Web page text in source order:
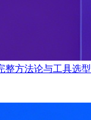
整方法论与工具选型